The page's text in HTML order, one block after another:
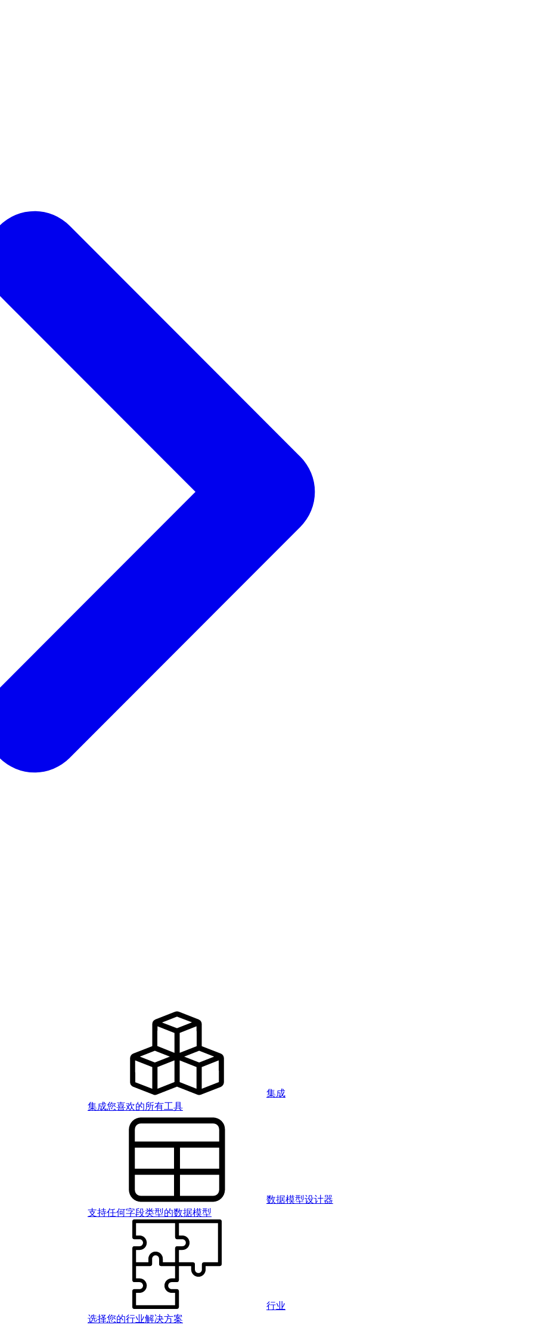
集成
集成您喜欢的所有工具
数据模型设计器
支持任何字段类型的数据模型
行业
选择您的行业解决方案